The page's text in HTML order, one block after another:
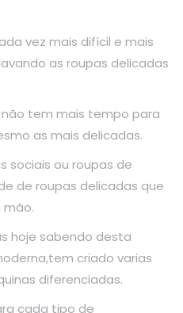
vez mais difícil e mais
as roupas delicadas
tem mais tempo para
as mais delicadas.
sociais ou roupas de
de roupas delicadas que
mão.
hoje sabendo desta
criado varias
diferenciadas.
cada tipo de